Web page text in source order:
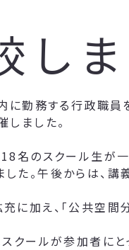
しま
に勤務する行政職
しました。
名のスクール生が
た。午後からは、講
に加え、「公共空
クールが参加者に